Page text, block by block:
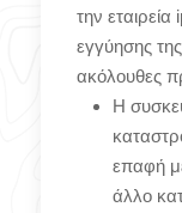
την εταιρεία
εγγύησης
ακόλουθες
Η
επαφή
άλλο